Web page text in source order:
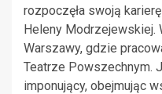
rozpoczęła swoją
Heleny Modrzejewskiej.
Warszawy, gdzie
Teatrze Powszechnym.
imponujący, obejmując